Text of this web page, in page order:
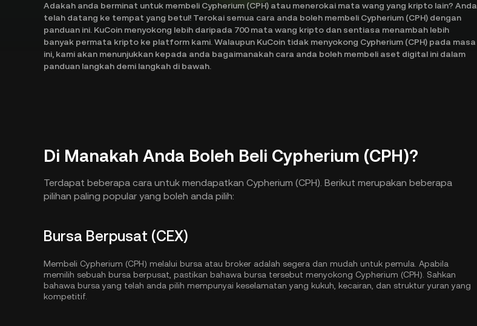
Adakah anda berminat untuk membeli Cypherium (CPH) atau menerokai mata wang yang kripto lain? Anda
telah datang ke tempat yang betul! Terokai semua cara anda boleh membeli Cypherium (CPH) dengan
panduan ini. KuCoin menyokong lebih daripada 700 mata wang kripto dan sentiasa menambah lebih
banyak permata kripto ke platform kami. Walaupun KuCoin tidak menyokong Cypherium (CPH) pada masa
ini, kami akan menunjukkan kepada anda bagaimanakah cara anda boleh membeli aset digital ini dalam
panduan langkah demi langkah di bawah.
Di Manakah Anda Boleh Beli Cypherium (CPH)?
Terdapat beberapa cara untuk mendapatkan Cypherium (CPH). Berikut merupakan beberapa
pilihan paling popular yang boleh anda pilih:
Bursa Berpusat (CEX)
Membeli Cypherium (CPH) melalui bursa atau broker adalah segera dan mudah untuk pemula. Apabila
memilih sebuah bursa berpusat, pastikan bahawa bursa tersebut menyokong Cypherium (CPH). Sahkan
bahawa bursa yang telah anda pilih mempunyai keselamatan yang kukuh, kecairan, dan struktur yuran yang
kompetitif.